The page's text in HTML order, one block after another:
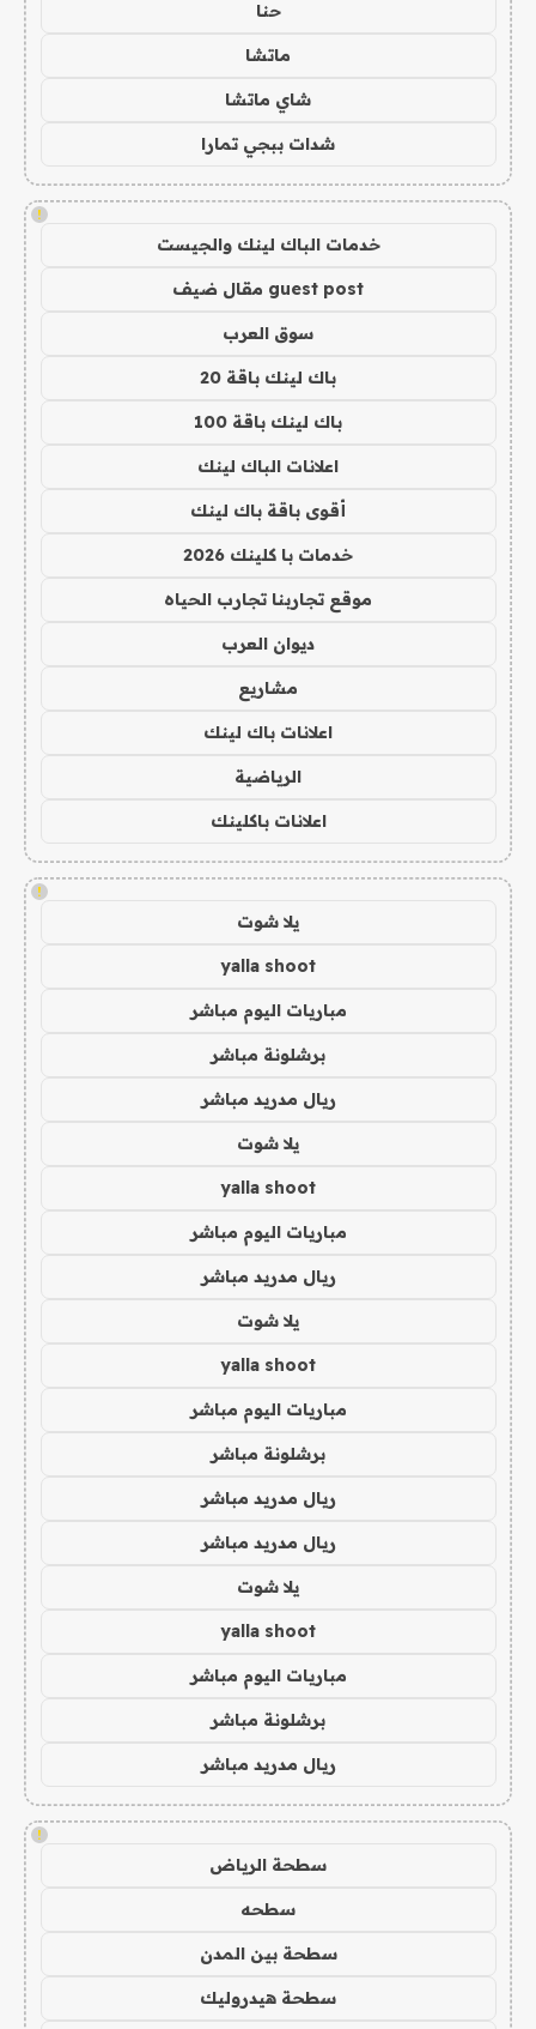
حنا
ماتشا
شاي ماتشا
شدات ببجي تمارا
!
خدمات الباك لينك والجيست
guest post مقال ضيف
سوق العرب
باك لينك باقة 20
باك لينك باقة 100
اعلانات الباك لينك
أقوى باقة باك لينك
خدمات با كلينك 2026
موقع تجاربنا تجارب الحياه
ديوان العرب
مشاريع
اعلانات باك لينك
الرياضية
اعلانات باكلينك
!
يلا شوت
yalla shoot
مباريات اليوم مباشر
برشلونة مباشر
ريال مدريد مباشر
يلا شوت
yalla shoot
مباريات اليوم مباشر
ريال مدريد مباشر
يلا شوت
yalla shoot
مباريات اليوم مباشر
برشلونة مباشر
ريال مدريد مباشر
ريال مدريد مباشر
يلا شوت
yalla shoot
مباريات اليوم مباشر
برشلونة مباشر
ريال مدريد مباشر
!
سطحة الرياض
سطحه
سطحة بين المدن
سطحة هيدروليك